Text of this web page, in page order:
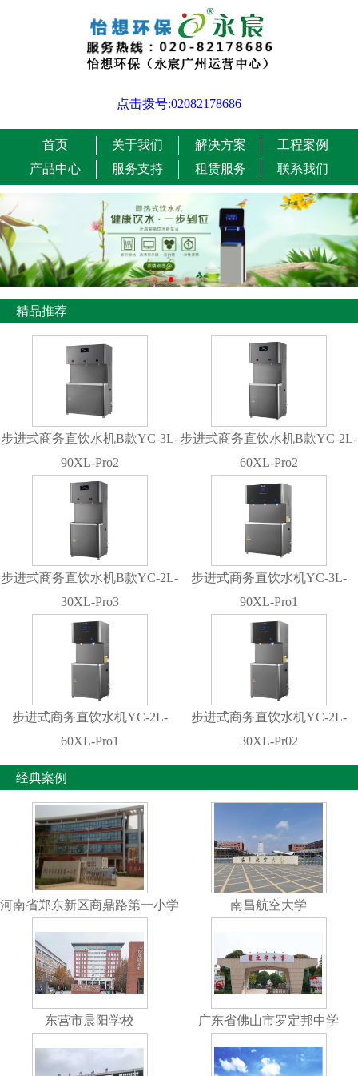
点击拨号:02082178686
首页 关于我们 解决方案
工程案例
产品中心
服务支持 租赁服务 联系我们
精品推荐
步进式商务直饮水机B款YC-3L-
90XL-Pro2
步进式商务直饮水机B款YC-2L-
60XL-Pro2
步进式商务直饮水机B款YC-2L-
30XL-Pro3
步进式商务直饮水机YC-3L-
90XL-Pro1
步进式商务直饮水机YC-2L-
60XL-Pro1
步进式商务直饮水机YC-2L-
30XL-Pr02
经典案例
河南省郑东新区商鼎路第一小学 南昌航空大学
东营市晨阳学校 广东省佛山市罗定邦中学